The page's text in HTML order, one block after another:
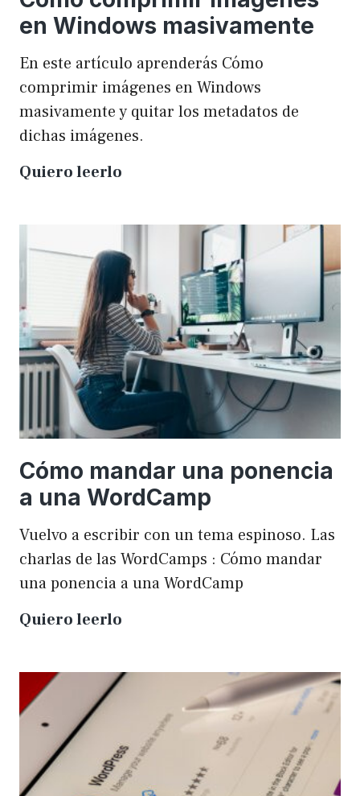
en Windows masivamente
En este artículo aprenderás Cómo
comprimir imágenes en Windows
masivamente y quitar los metadatos de
dichas imágenes.
Quiero leerlo
imágenes
Windows
masivamente
Cómo mandar una ponencia
a una WordCamp
Vuelvo a escribir con un tema espinoso. Las
charlas de las WordCamps : Cómo mandar
una ponencia a una WordCamp
Quiero leerlo
una
una
WordCamp